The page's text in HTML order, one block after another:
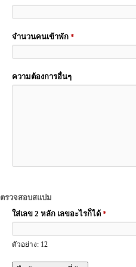
จำนวนคนเข้าพัก *
ความต้องการอื่นๆ
ตรวจสอบสแปม
ใส่เลข 2 หลัก เลขอะไรก็ได้ *
ตัวอย่าง: 12